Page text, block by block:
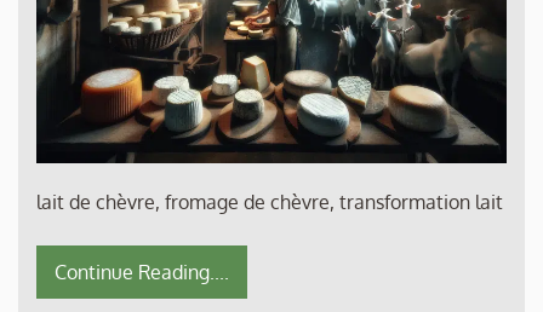
lait de chèvre, fromage de chèvre, transformation lait
Continue Reading....